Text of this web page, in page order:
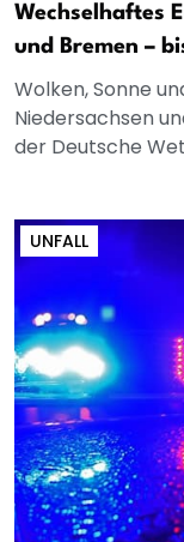
Wechselhaftes
und Bremen –
Wolken, Sonne
Niedersachsen
der Deutsche
UNFALL